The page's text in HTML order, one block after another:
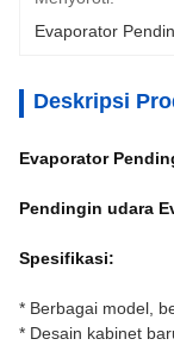
Evaporator
Deskripsi
Evaporator
Pendingin udara
Spesifikasi:
* Berbagai model,
* Desain kabinet